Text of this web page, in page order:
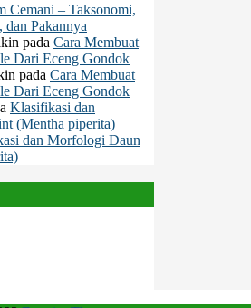
Cemani – Taksonomi,
Pakannya
pada Cara Membuat
Dari Eceng Gondok
pada Cara Membuat
Dari Eceng Gondok
Klasifikasi dan
(Mentha piperita)
dan Morfologi Daun